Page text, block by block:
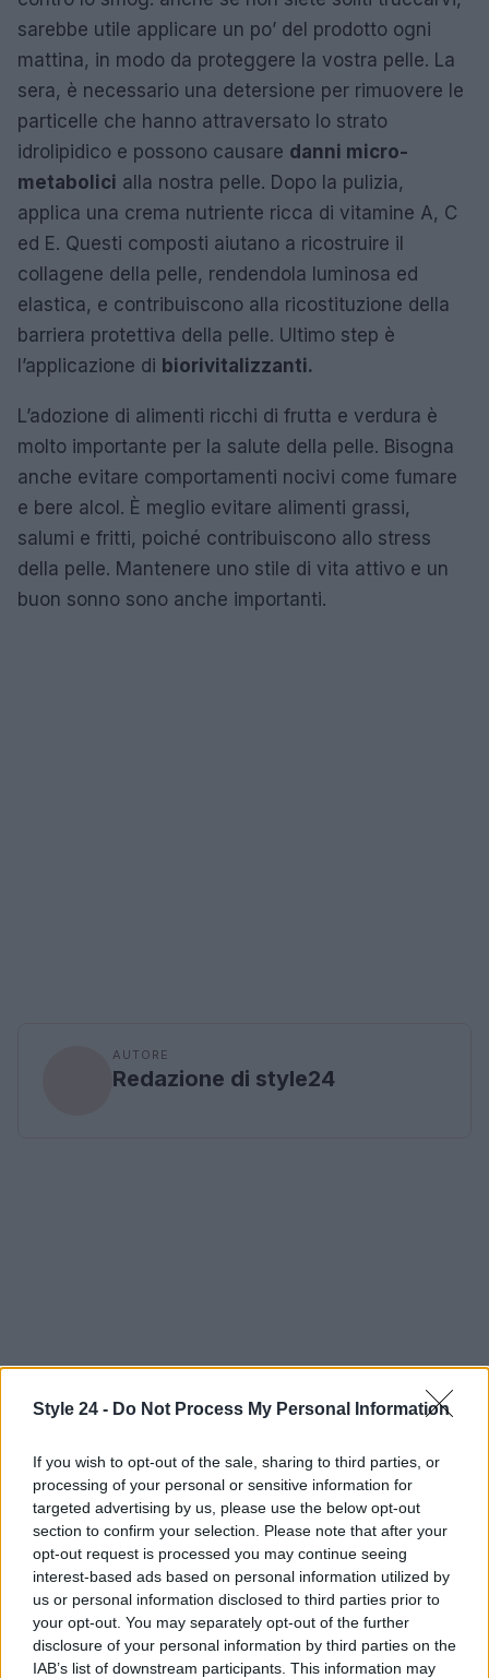
Style 24 - Do Not Process My Personal Information
If you wish to opt-out of the sale, sharing to third parties, or
processing of your personal or sensitive information for
targeted advertising by us, please use the below opt-out
section to confirm your selection. Please note that after your
opt-out request is processed you may continue seeing
interest-based ads based on personal information utilized by
us or personal information disclosed to third parties prior to
your opt-out. You may separately opt-out of the further
disclosure of your personal information by third parties on the
IAB’s list of downstream participants. This information may
sarebbe utile applicare un po’ del prodotto ogni
mattina, in modo da proteggere la vostra pelle. La
sera, è necessario una detersione per rimuovere le
particelle che hanno attraversato lo strato
idrolipidico e possono causare danni micro-
metabolici alla nostra pelle. Dopo la pulizia,
applica una crema nutriente ricca di vitamine A, C
ed E. Questi composti aiutano a ricostruire il
collagene della pelle, rendendola luminosa ed
elastica, e contribuiscono alla ricostituzione della
barriera protettiva della pelle. Ultimo step è
l’applicazione di biorivitalizzanti.
L’adozione di alimenti ricchi di frutta e verdura è
molto importante per la salute della pelle. Bisogna
anche evitare comportamenti nocivi come fumare
e bere alcol. È meglio evitare alimenti grassi,
salumi e fritti, poiché contribuiscono allo stress
della pelle. Mantenere uno stile di vita attivo e un
buon sonno sono anche importanti.
AUTORE
Redazione di style24
Continua a leggere